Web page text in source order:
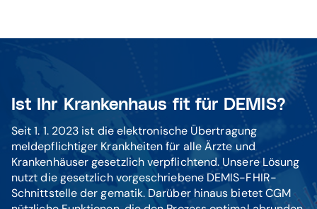
Ist Ihr Krankenhaus fit für DEMIS?
Seit 1. 1. 2023 ist die elektronische Übertragung
meldepflichtiger Krankheiten für alle Ärzte und
Krankenhäuser gesetzlich verpflichtend. Unsere Lösung
nutzt die gesetzlich vorgeschriebene DEMIS-FHIR-
Schnittstelle der gematik. Darüber hinaus bietet CGM